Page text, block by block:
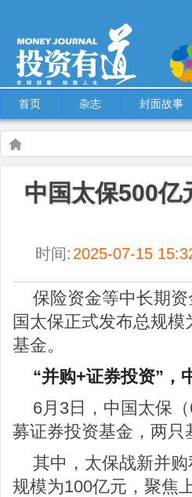
首页 杂志 封面故事
Warning: Use of undefined constant
content/themes/Hcms/single.php on line5
中国太保500亿元“充值”市
中国太保500亿
时间: 2025-07-15
保险资金等中长期
国太保正式发布总规
基金。
“并购+证券投资”，
6月3日，中国太保
募证券投资基金，两
其中，太保战新并
规模为100亿元，聚焦